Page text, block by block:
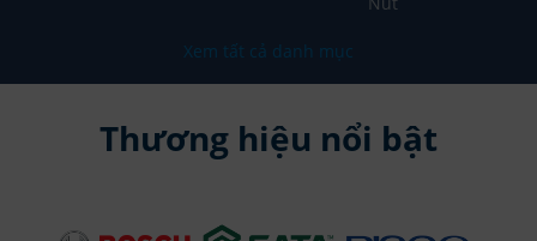
Xem tất cả danh mục
Thương hiệu nổi bật